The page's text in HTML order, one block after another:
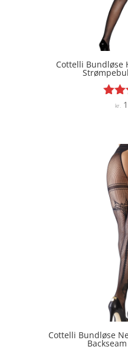
Cottelli Bundløse
kr.
Cottelli Bundløse